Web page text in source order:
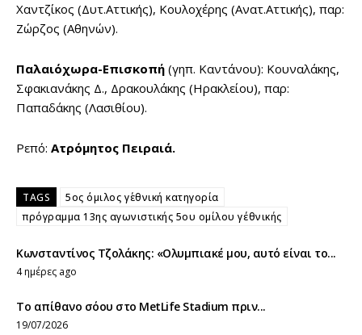
Χαντζίκος (Δυτ.Αττικής), Κουλοχέρης (Ανατ.Αττικής), παρ:
Ζώρζος (Αθηνών).
Παλαιόχωρα-Επισκοπή (γηπ. Καντάνου): Κουναλάκης,
Σφακιανάκης Δ., Δρακουλάκης (Ηρακλείου), παρ:
Παπαδάκης (Λασιθίου).
Ρεπό: Ατρόμητος Πειραιά.
TAGS
5ος όμιλος γ΄εθνική κατηγορία
πρόγραμμα 13ης αγωνιστικής 5ου ομίλου γ΄εθνικής
Κωνσταντίνος Τζολάκης: «Ολυμπιακέ μου, αυτό είναι το...
4 ημέρες ago
Το απίθανο σόου στο MetLife Stadium πριν...
19/07/2026